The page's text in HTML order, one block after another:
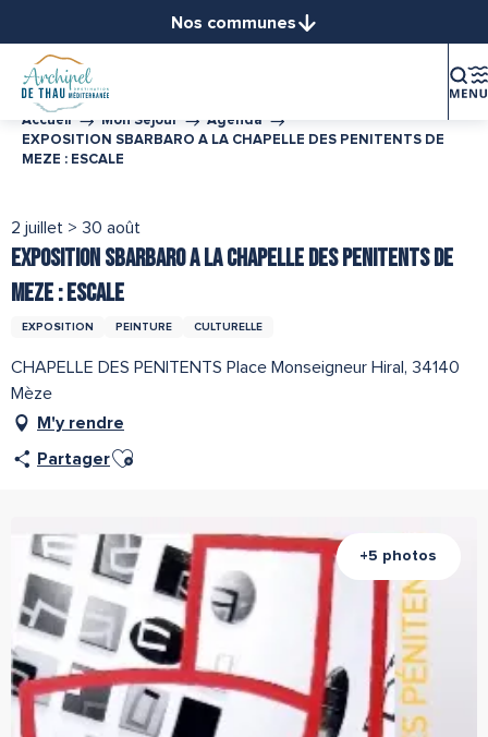
contenu
principal
Nos communes
Bouzigues
Frontignan
Mèze
Montbazin
Accueil Mon Séjour
Agenda
EXPOSITION SBARBARO A LA CHAPELLE DES PENITENTS DE
MEZE : ESCALE
2 juillet > 30 août
EXPOSITION SBARBARO A LA CHAPELLE DES PENITENTS DE
MEZE : ESCALE
EXPOSITION PEINTURE CULTURELLE
CHAPELLE DES PENITENTS Place Monseigneur Hiral, 34140
Mèze
M'y rendre
PartagerAjouter aux favoris
+5 photos